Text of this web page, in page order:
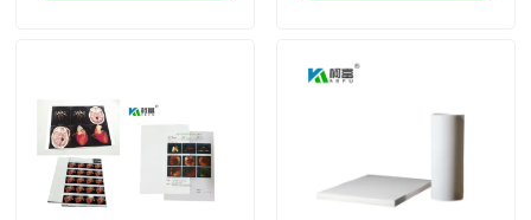
インクジェットX光線のフィルム
レーザーX光線のフィルム